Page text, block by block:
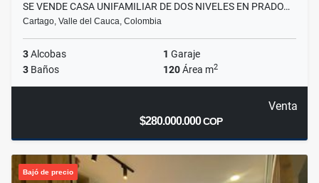
SE VENDE CASA UNIFAMILIAR DE DOS NIVELES EN PRADO…
Cartago, Valle del Cauca, Colombia
3Alcobas 1 Garaje
3 Baños 120Área m2
Venta
$280.000.000COP
Bajó de precio